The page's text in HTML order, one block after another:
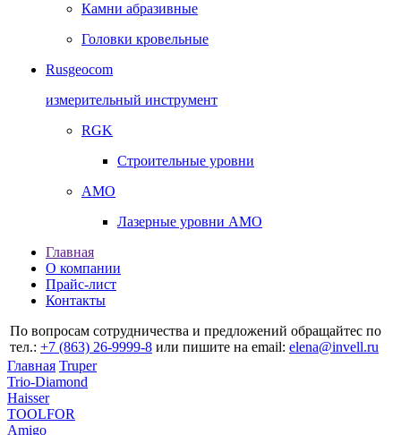
Камни абразивные
Головки кровельные
Rusgeocom
измерительный инструмент
RGK
Строительные уровни
AMO
Лазерные уровни AMO
Главная
О компании
Прайс-лист
Контакты
По вопросам сотрудничества и предложений обращайтес по
тел.: +7 (863) 26‐9999‐8 или пишите на email: elena@invell.ru
Главная Truper
Trio-Diamond
Haisser
TOOLFOR
Amigo